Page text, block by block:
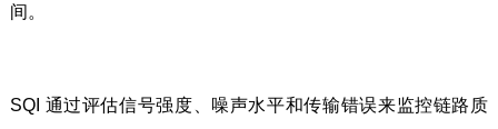
间。
SQI 通过评估信号强度、噪声水平和传输错误来监控链路质